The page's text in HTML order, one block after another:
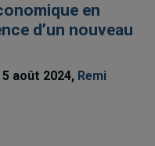
en
d’un nouveau
août 2024, Remi